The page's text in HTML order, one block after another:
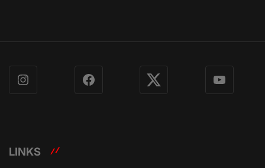
Instagram Facebook X YouTube
LINKS